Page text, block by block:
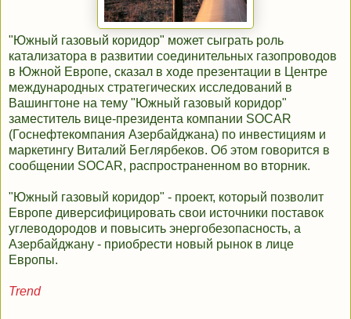
"Южный газовый коридор" может сыграть роль
катализатора в развитии соединительных газопроводов
в Южной Европе, сказал в ходе презентации в Центре
международных стратегических исследований в
Вашингтоне на тему "Южный газовый коридор"
заместитель вице-президента компании SOCAR
(Госнефтекомпания Азербайджана) по инвестициям и
маркетингу Виталий Беглярбеков. Об этом говорится в
сообщении SOCAR, распространенном во вторник.
"Южный газовый коридор" - проект, который позволит
Европе диверсифицировать свои источники поставок
углеводородов и повысить энергобезопасность, а
Азербайджану - приобрести новый рынок в лице
Европы.
Trend